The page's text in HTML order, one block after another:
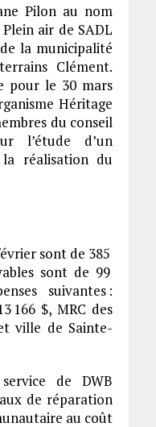
Pilon au nom
air de SADL
la municipalité
Clément.
pour le 30 mars
Héritage
du conseil
l’étude d’un
réalisation du
sont de 385
sont de 99
suivantes :
166 $, MRC des
ville de Sainte-
de DWB
de réparation
au coût